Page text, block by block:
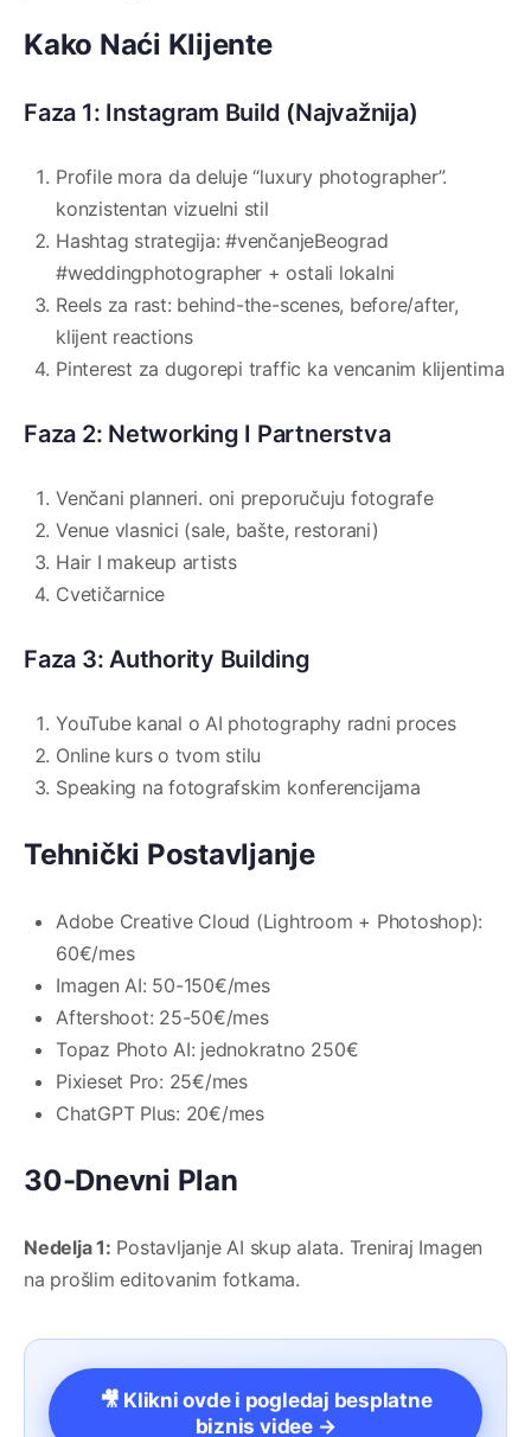
Kako Naći Klijente
Faza 1: Instagram Build (Najvažnija)
Profile mora da deluje “luxury photographer”.
konzistentan vizuelni stil
Hashtag strategija: #venčanjeBeograd
#weddingphotographer + ostali lokalni
Reels za rast: behind-the-scenes, before/after,
klijent reactions
Pinterest za dugorepi traffic ka vencanim klijentima
Faza 2: Networking I Partnerstva
Venčani planneri. oni preporučuju fotografe
Venue vlasnici (sale, bašte, restorani)
Hair I makeup artists
Cvetičarnice
Faza 3: Authority Building
YouTube kanal o AI photography radni proces
Online kurs o tvom stilu
Speaking na fotografskim konferencijama
Tehnički Postavljanje
Adobe Creative Cloud (Lightroom + Photoshop):
60€/mes
Imagen AI: 50-150€/mes
Aftershoot: 25-50€/mes
Topaz Photo AI: jednokratno 250€
Pixieset Pro: 25€/mes
ChatGPT Plus: 20€/mes
30-Dnevni Plan
Nedelja 1: Postavljanje AI skup alata. Treniraj Imagen
na prošlim editovanim fotkama.
🎥 Klikni ovde i pogledaj besplatne
biznis videe →